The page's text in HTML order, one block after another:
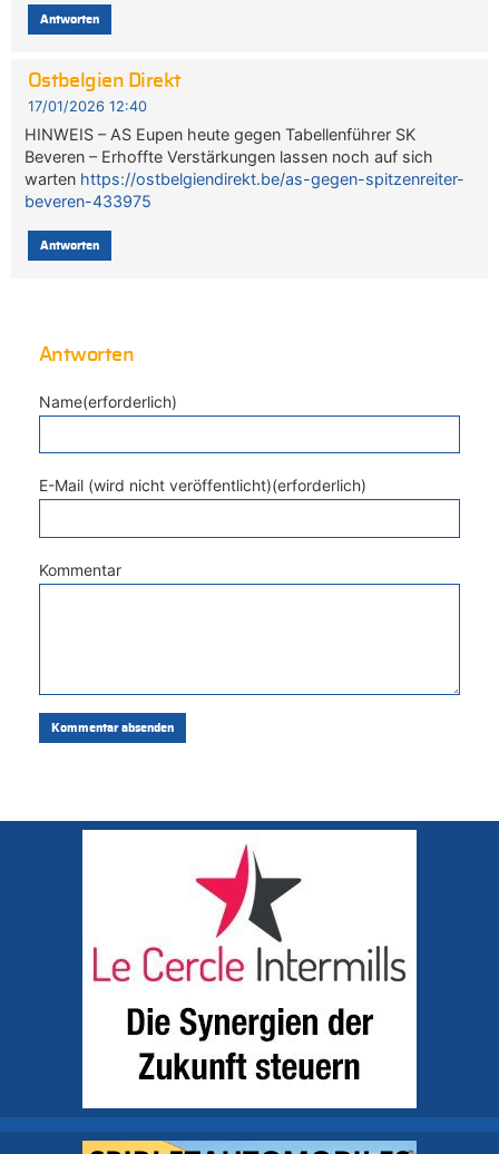
Antworten
Ostbelgien Direkt
17/01/2026 12:40
HINWEIS – AS Eupen heute gegen Tabellenführer SK
Beveren – Erhoffte Verstärkungen lassen noch auf sich
warten https://ostbelgiendirekt.be/as-gegen-spitzenreiter-
beveren-433975
Antworten
Antworten
Name(erforderlich)
E-Mail (wird nicht veröffentlicht)(erforderlich)
Kommentar